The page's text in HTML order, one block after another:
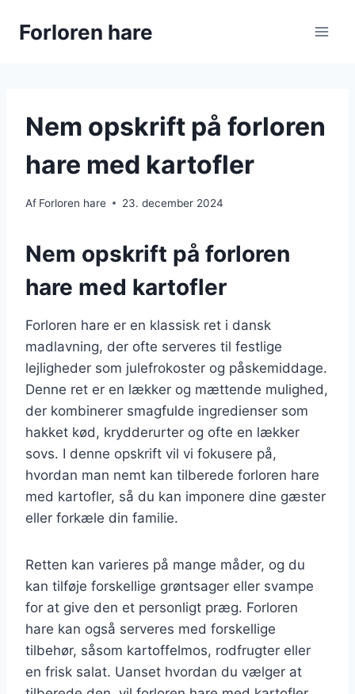
Forloren hare
Nem opskrift på forloren
hare med kartofler
Af Forloren hare 23. december 2024
Nem opskrift på forloren
hare med kartofler
Forloren hare er en klassisk ret i dansk
madlavning, der ofte serveres til festlige
lejligheder som julefrokoster og påskemiddage.
Denne ret er en lækker og mættende mulighed,
der kombinerer smagfulde ingredienser som
hakket kød, krydderurter og ofte en lækker
sovs. I denne opskrift vil vi fokusere på,
hvordan man nemt kan tilberede forloren hare
med kartofler, så du kan imponere dine gæster
eller forkæle din familie.
Retten kan varieres på mange måder, og du
kan tilføje forskellige grøntsager eller svampe
for at give den et personligt præg. Forloren
hare kan også serveres med forskellige
tilbehør, såsom kartoffelmos, rodfrugter eller
en frisk salat. Uanset hvordan du vælger at